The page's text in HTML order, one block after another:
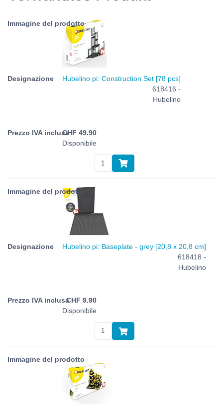
Hubelino pi: Construction Set [78 pcs]
618416 -
Hubelino
CHF 49.90
Disponibile
Hubelino pi: Baseplate - grey [20,8 x 20,8 cm]
618418 -
Hubelino
CHF 9.90
Disponibile